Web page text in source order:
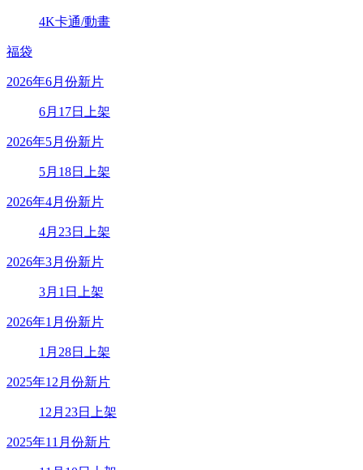
4K卡通/動畫
福袋
2026年6月份新片
6月17日上架
2026年5月份新片
5月18日上架
2026年4月份新片
4月23日上架
2026年3月份新片
3月1日上架
2026年1月份新片
1月28日上架
2025年12月份新片
12月23日上架
2025年11月份新片